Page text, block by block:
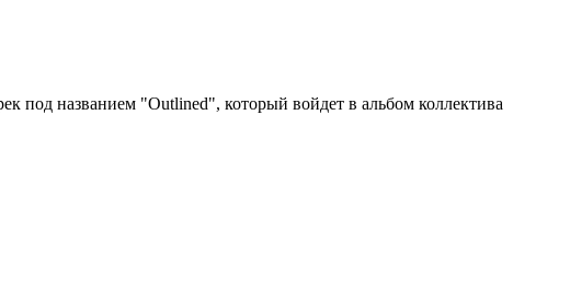
под названием "Outlined", который войдет в альбом коллектива